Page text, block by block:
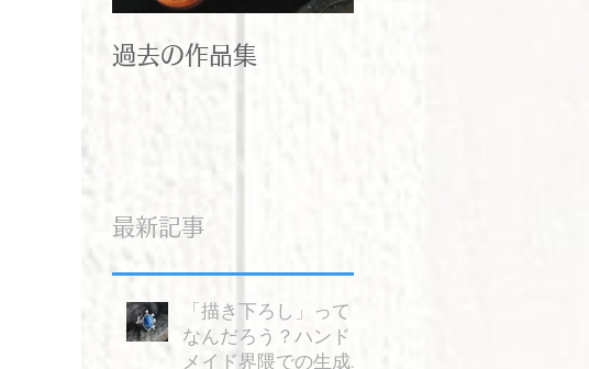
過去の作品集
最新記事
「描き下ろし」って
なんだろう？ハンド
メイド界隈での生成AI